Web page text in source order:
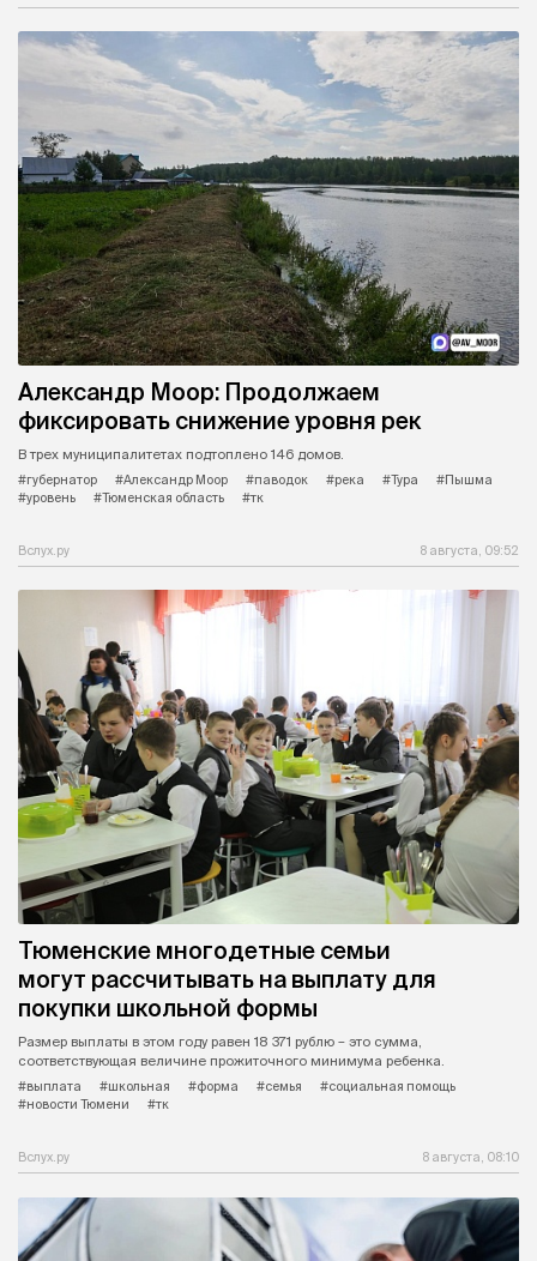
Александр Моор: Продолжаем
фиксировать снижение уровня рек
В трех муниципалитетах подтоплено 146 домов.
#губернатор
#Александр Моор #паводок #река #Тура
#Пышма
#уровень
#Тюменская область #тк
Вслух.ру 8 августа, 09:52
Тюменские многодетные семьи
могут рассчитывать на выплату для
покупки школьной формы
Размер выплаты в этом году равен 18 371 рублю – это сумма,
соответствующая величине прожиточного минимума ребенка.
#выплата
#школьная #форма #семья
#социальная помощь
#новости Тюмени
#тк
Вслух.ру 8 августа, 08:10